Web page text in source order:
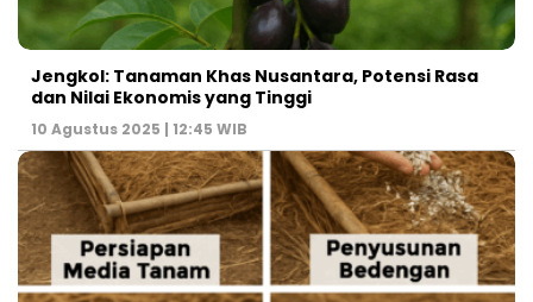
Jengkol: Tanaman Khas Nusantara, Potensi Rasa
dan Nilai Ekonomis yang Tinggi
10 Agustus 2025 | 12:45 WIB